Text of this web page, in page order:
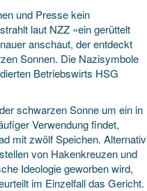
und Presse kein
laut NZZ «ein gerüttelt
anschaut, der entdeckt
Sonnen. Die Nazisymbole
Betriebswirts HSG
schwarzen Sonne um ein in
Verwendung findet,
mit zwölf Speichen. Alternativ
von Hakenkreuzen und
Ideologie geworben wird,
im Einzelfall das Gericht.